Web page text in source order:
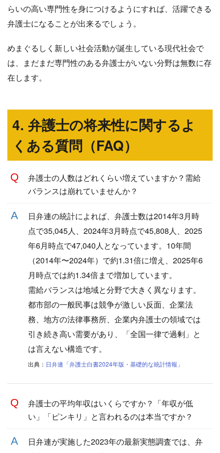
らいの高い専門性を身につけるようにすれば、活躍できる
弁護士になることが出来るでしょう。
めまぐるしく新しい社会活動が誕生している現代社会で
は、まだまだ専門性のある弁護士がいない分野は無数に存
在します。
4. 弁護士の将来性に関するよ
くある質問（FAQ）
弁護士の人数はどれくらい増えていますか？需給
バランスは崩れていませんか？
日弁連の統計によれば、弁護士数は2014年3月時
点で35,045人、2024年3月時点で45,808人、2025
年6月時点で47,040人となっています。10年間
（2014年〜2024年）で約1.31倍に増え、2025年6
月時点では約1.34倍まで増加しています。
需給バランスは地域と分野で大きく異なります。
都市部の一般民事は競争が激しい反面、企業法
務、地方の法律事務所、企業内弁護士の領域では
引き続き高い需要があり、「全国一律で過剰」と
は言えない構造です。
出典： 日弁連「弁護士白書2024年版・基礎的な統計情報」
弁護士の平均年収はいくらですか？「年収が低
い」「ピンキリ」と言われるのは本当ですか？
日弁連が実施した2023年の最新実態調査では、弁